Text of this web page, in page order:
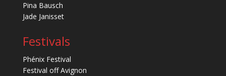
Pina Bausch
Jade Janisset
Festivals
Phénix Festival
Festival off Avignon